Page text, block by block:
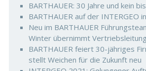
BARTHAUER: 30 Jahre und kein
BARTHAUER auf der INTERGEO
Neu im BARTHAUER
Winter übernimmt Vertriebsleitung
BARTHAUER feiert 30-jähriges
stellt Weichen für die Zukunft neu